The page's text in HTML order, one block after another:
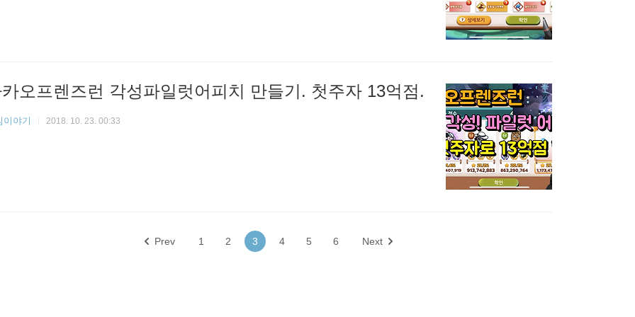
오프렌즈런 각성파일럿어피치 만들기. 첫주자 13억점.
이야기 2018. 10. 23. 00:33
Prev 1 2 3 4 5 6 Next